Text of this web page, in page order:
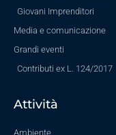
Giovani Imprenditori
Media e comunicazione
Grandi eventi
Contributi ex L. 124/2017
Attività
Ambiente